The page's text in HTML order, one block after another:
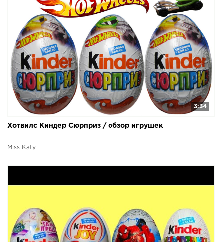
3:34
Хотвилс Киндер Сюрприз / обзор игрушек
Miss Katy